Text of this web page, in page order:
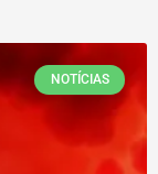
NOTÍCIAS